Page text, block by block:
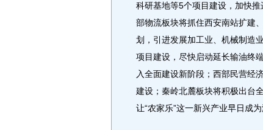
科研基地等5个项目建设，加快
部物流板块将抓住西安南站扩建
划，引进发展加工业、机械制造
项目建设，尽快启动延长输油终
入全面建设新阶段；西部民营经
建设；秦岭北麓板块将积极出台
让“农家乐”这一新兴产业早日成